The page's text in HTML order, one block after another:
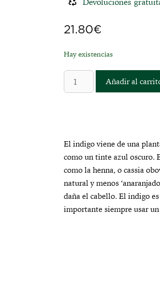
21.80€
Hay existencias
Añadir al
El indigo viene de una
como un tinte azul oscuro.
como la henna, o cassia
natural y menos
daña el cabello. El indigo
importante siempre usar